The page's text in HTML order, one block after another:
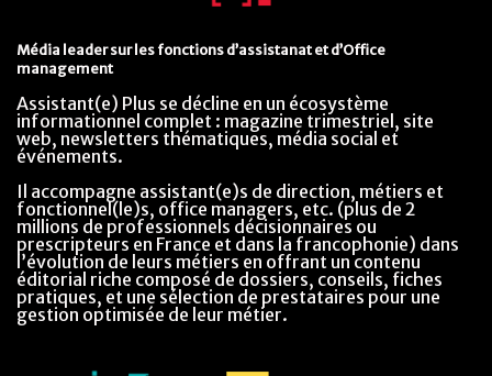
Média leader sur les fonctions d’assistanat et d’Office
management
Assistant(e) Plus se décline en un écosystème
informationnel complet : magazine trimestriel, site
web, newsletters thématiques, média social et
événements.
Il accompagne assistant(e)s de direction, métiers et
fonctionnel(le)s, office managers, etc. (plus de 2
millions de professionnels décisionnaires ou
prescripteurs en France et dans la francophonie) dans
l’évolution de leurs métiers en offrant un contenu
éditorial riche composé de dossiers, conseils, fiches
pratiques, et une sélection de prestataires pour une
gestion optimisée de leur métier.